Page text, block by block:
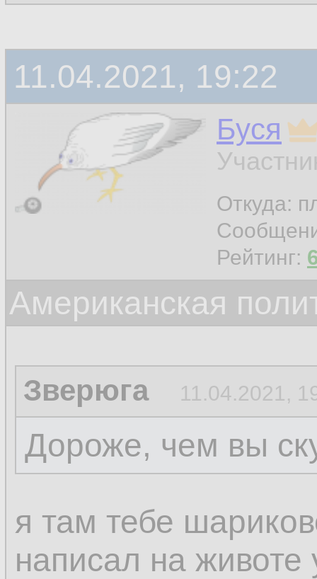
11.04.2021, 19:22
Буся
Откуда:
Рейтинг:
Американская
Зверюга 11.04.2021,
Дороже, чем вы
я там тебе
написал на животе